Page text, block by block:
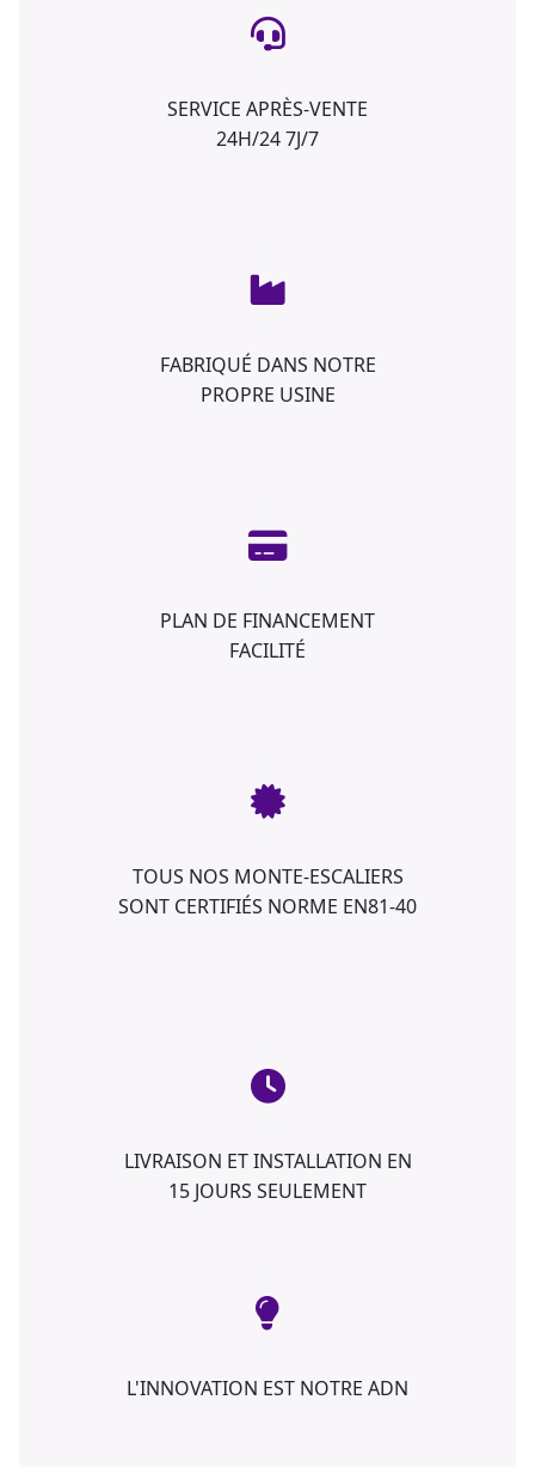
SERVICE APRÈS-VENTE
24H/24 7J/7
FABRIQUÉ DANS NOTRE
PROPRE USINE
PLAN DE FINANCEMENT
FACILITÉ
TOUS NOS MONTE-ESCALIERS
SONT CERTIFIÉS NORME EN81-40
LIVRAISON ET INSTALLATION EN
15 JOURS SEULEMENT
L'INNOVATION EST NOTRE ADN